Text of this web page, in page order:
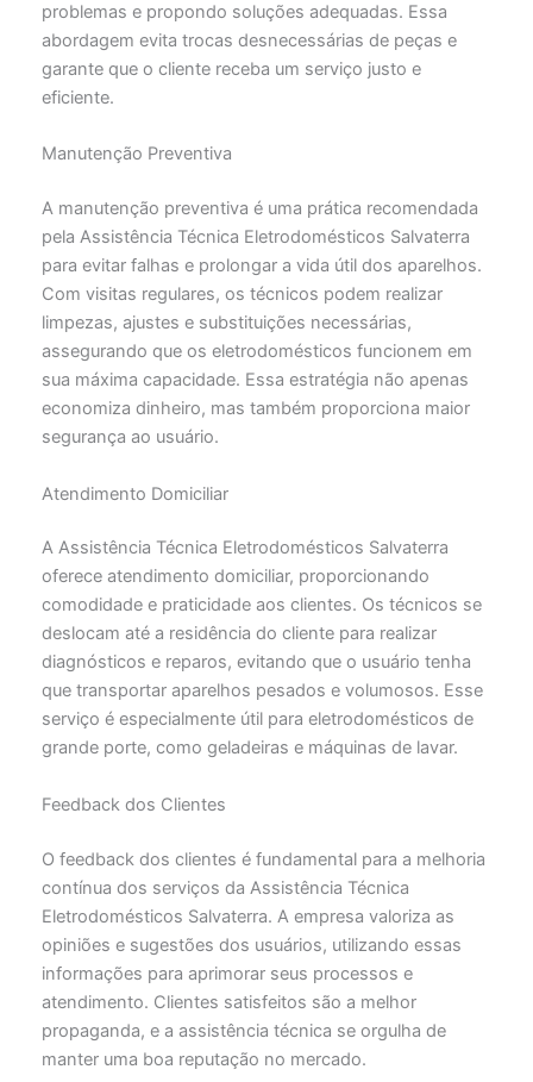
problemas e propondo soluções adequadas. Essa
abordagem evita trocas desnecessárias de peças e
garante que o cliente receba um serviço justo e
eficiente.
Manutenção Preventiva
A manutenção preventiva é uma prática recomendada
pela Assistência Técnica Eletrodomésticos Salvaterra
para evitar falhas e prolongar a vida útil dos aparelhos.
Com visitas regulares, os técnicos podem realizar
limpezas, ajustes e substituições necessárias,
assegurando que os eletrodomésticos funcionem em
sua máxima capacidade. Essa estratégia não apenas
economiza dinheiro, mas também proporciona maior
segurança ao usuário.
Atendimento Domiciliar
A Assistência Técnica Eletrodomésticos Salvaterra
oferece atendimento domiciliar, proporcionando
comodidade e praticidade aos clientes. Os técnicos se
deslocam até a residência do cliente para realizar
diagnósticos e reparos, evitando que o usuário tenha
que transportar aparelhos pesados e volumosos. Esse
serviço é especialmente útil para eletrodomésticos de
grande porte, como geladeiras e máquinas de lavar.
Feedback dos Clientes
O feedback dos clientes é fundamental para a melhoria
contínua dos serviços da Assistência Técnica
Eletrodomésticos Salvaterra. A empresa valoriza as
opiniões e sugestões dos usuários, utilizando essas
informações para aprimorar seus processos e
atendimento. Clientes satisfeitos são a melhor
propaganda, e a assistência técnica se orgulha de
manter uma boa reputação no mercado.